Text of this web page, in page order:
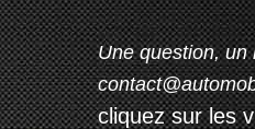
Une question, un
cliquez sur les